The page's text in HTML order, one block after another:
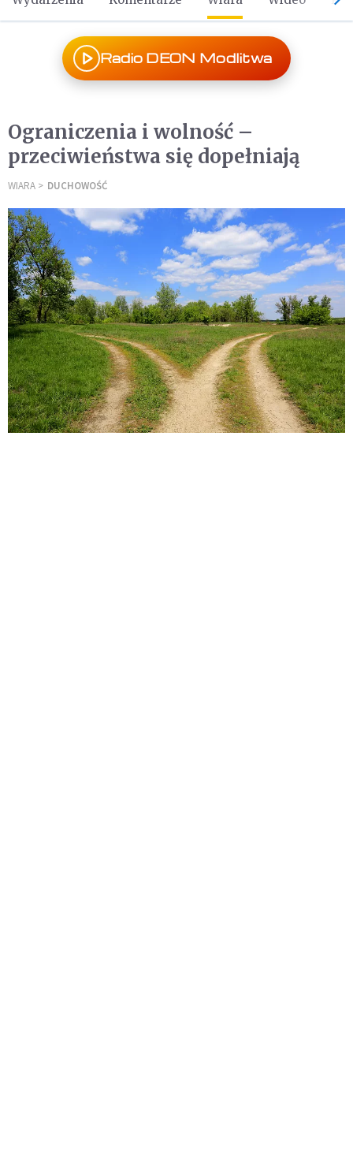
Radio DEON Modlitwa
Ograniczenia i wolność –
przeciwieństwa się dopełniają
WIARA DUCHOWOŚĆ